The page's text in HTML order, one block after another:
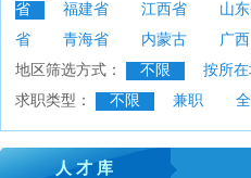
省
福建省 江西省 山
省
青海省 内蒙古 广西
地区筛选方式：
不限 按所在
求职类型：
不限 兼职
人 才 库